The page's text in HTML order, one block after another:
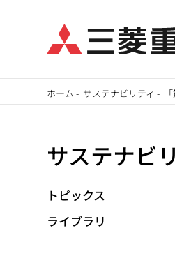
イ
ホーム - サステナビリティ -
サステナビ
トピックス
ライブラリ